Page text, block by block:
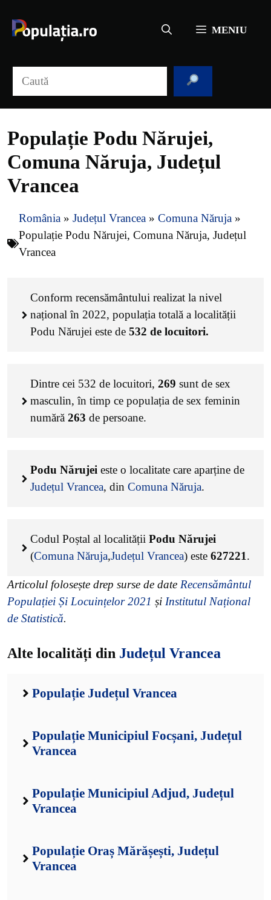
conținut
MENIU
Populație Podu Nărujei,
Comuna Năruja, Județul
Vrancea
România » Județul Vrancea » Comuna Năruja »
Populație Podu Nărujei, Comuna Năruja, Județul
Vrancea
Conform recensământului realizat la nivel
național în 2022, populația totală a localității
Podu Nărujei este de 532 de locuitori.
Dintre cei 532 de locuitori, 269 sunt de sex
masculin, în timp ce populația de sex feminin
numără 263 de persoane.
Podu Nărujei este o localitate care aparține de
Județul Vrancea, din Comuna Năruja.
Codul Poștal al localității Podu Nărujei
(Comuna Năruja,Județul Vrancea) este 627221.
Articolul folosește drep surse de date Recensământul
Populației Și Locuințelor 2021 și Institutul Național
de Statistică.
Alte localități din Județul Vrancea
Populație Județul Vrancea
Populație Municipiul Focșani, Județul
Vrancea
Populație Municipiul Adjud, Județul
Vrancea
Populație Oraș Mărășești, Județul
Vrancea